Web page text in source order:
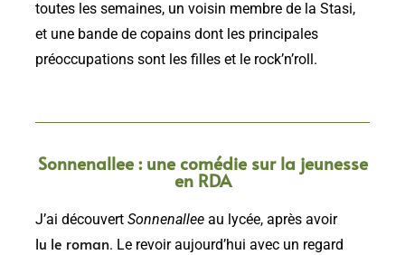
toutes les semaines, un voisin membre de la Stasi,
et une bande de copains dont les principales
préoccupations sont les filles et le rock’n’roll.
Sonnenallee : une comédie sur la jeunesse
en RDA
J’ai découvert Sonnenallee au lycée, après avoir
lu le roman. Le revoir aujourd’hui avec un regard